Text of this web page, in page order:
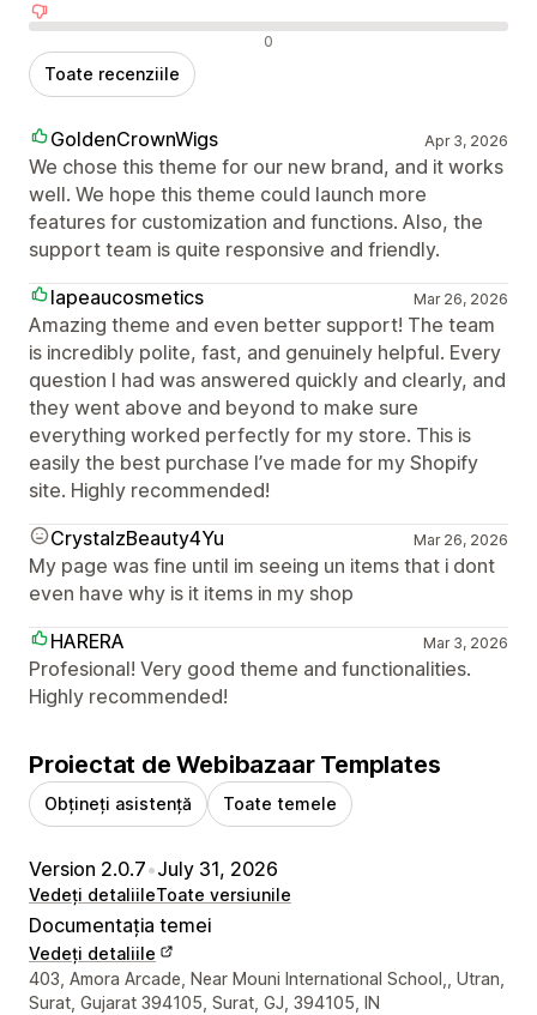
0
Toate recenziile
GoldenCrownWigs Apr 3, 2026
We chose this theme for our new brand, and it works
well. We hope this theme could launch more
features for customization and functions. Also, the
support team is quite responsive and friendly.
lapeaucosmetics
Mar 26, 2026
Amazing theme and even better support! The team
is incredibly polite, fast, and genuinely helpful. Every
question I had was answered quickly and clearly, and
they went above and beyond to make sure
everything worked perfectly for my store. This is
easily the best purchase I’ve made for my Shopify
site. Highly recommended!
CrystalzBeauty4Yu
Mar 26, 2026
My page was fine until im seeing un items that i dont
even have why is it items in my shop
HARERA
Mar 3, 2026
Profesional! Very good theme and functionalities.
Highly recommended!
Proiectat de Webibazaar Templates
Obțineți asistență Toate temele
Version 2.0.7•July 31, 2026
Vedeți detaliileToate versiunile
Documentația temei
Vedeți detaliile
Detaliile de contact ale designerului
403, Amora Arcade, Near Mouni International School,, Utran,
Surat, Gujarat 394105, Surat, GJ, 394105, IN